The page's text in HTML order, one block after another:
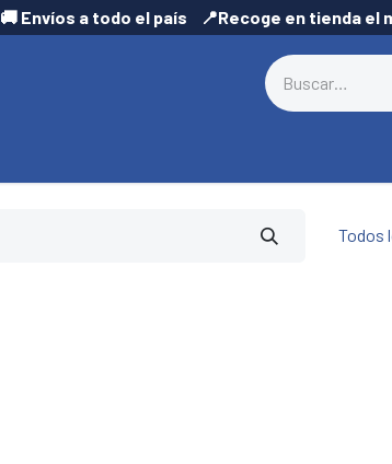
🚚 Envíos a todo el país 📍Recoge en tienda
Todos